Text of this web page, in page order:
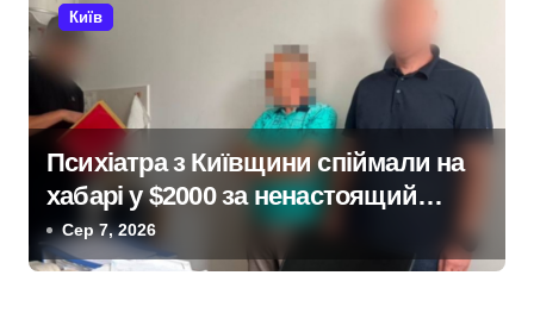
Київ
Психіатра з Київщини спіймали на
хабарі у $2000 за ненастоящий
діагноз
Сер 7, 2026